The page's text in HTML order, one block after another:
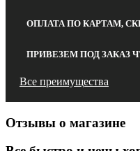
ОПЛАТА ПО КАРТАМ,
ПРИВЕЗЕМ ПОД ЗАКАЗ
Все преимущества
Отзывы о магазине